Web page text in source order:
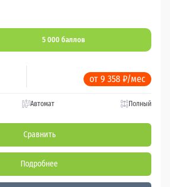
5 000 баллов
от 9 358 ₽/мес
Автомат Полный
Сравнить
Подробнее